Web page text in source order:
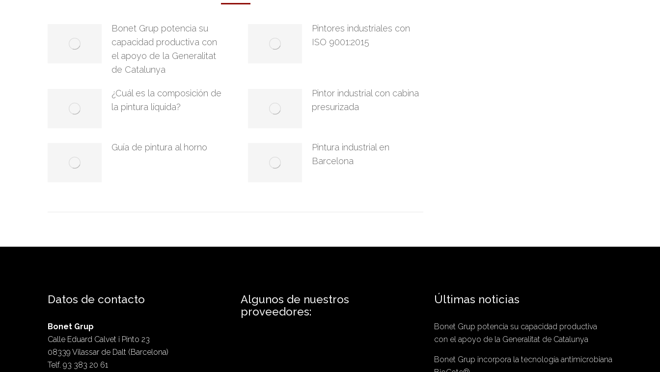
Bonet Grup potencia su
capacidad productiva con
el apoyo de la Generalitat
de Catalunya
Pintores industriales con
ISO 9001:2015
¿Cuál es la composición de
la pintura líquida?
Pintor industrial con cabina
presurizada
Guía de pintura al horno
Pintura industrial en
Barcelona
Datos de contacto
Bonet Grup
Calle Eduard Calvet i Pinto 23
08339 Vilassar de Dalt (Barcelona)
Telf. 93 383 20 61
Algunos de nuestros
proveedores:
Últimas noticias
Bonet Grup potencia su capacidad productiva
con el apoyo de la Generalitat de Catalunya
Bonet Grup incorpora la tecnología antimicrobiana